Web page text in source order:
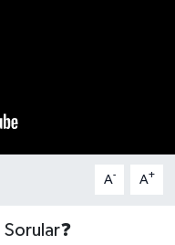
A- A+